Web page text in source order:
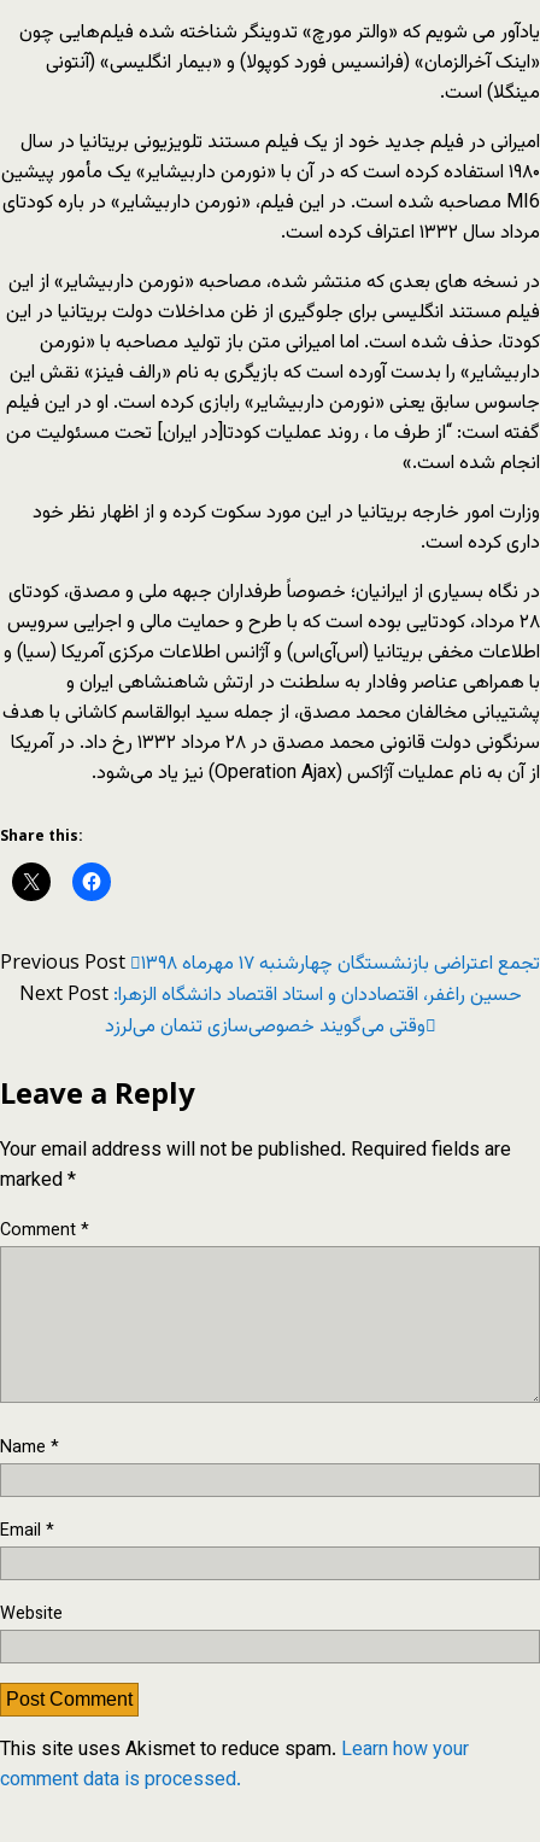
یادآور می شویم که «والتر مورچ» تدوینگر شناخته شده فیلم‌هایی چون
«اینک آخرالزمان» (فرانسیس فورد کوپولا) و «بیمار انگلیسی» (آنتونی
مینگلا) است.
امیرانی در فیلم جدید خود از یک فیلم مستند تلویزیونی بریتانیا در سال
۱۹۸۰ استفاده کرده است که در آن با «نورمن داربیشایر» یک مأمور پیشین
MI6 مصاحبه شده است. در این فیلم، «نورمن داربیشایر» در باره کودتای
مرداد سال ۱۳۳۲ اعتراف کرده است.
در نسخه های بعدی که منتشر شده، مصاحبه «نورمن داربیشایر» از این
فیلم مستند انگلیسی برای جلوگیری از ظن مداخلات دولت بریتانیا در این
کودتا، حذف شده است. اما امیرانی متن باز تولید مصاحبه با «نورمن
داربیشایر» را بدست آورده است که بازیگری به نام «رالف فینز» نقش این
جاسوس سابق یعنی «نورمن داربیشایر» رابازی کرده است. او در این فیلم
گفته است: “از طرف ما ، روند عملیات کودتا[در ایران] تحت مسئولیت من
انجام شده است.»
وزارت امور خارجه بریتانیا در این مورد سکوت کرده و از اظهار نظر خود
داری کرده است.
در نگاه بسیاری از ایرانیان؛ خصوصاً طرفداران جبهه ملی و مصدق، کودتای
۲۸ مرداد، کودتایی بوده است که با طرح و حمایت مالی و اجرایی سرویس
اطلاعات مخفی بریتانیا (اس‌آی‌اس) و آژانس اطلاعات مرکزی آمریکا (سیا) و
با همراهی عناصر وفادار به سلطنت در ارتش شاهنشاهی ایران و
پشتیبانی مخالفان محمد مصدق، از جمله سید ابوالقاسم کاشانی با هدف
سرنگونی دولت قانونی محمد مصدق در ۲۸ مرداد ۱۳۳۲ رخ داد. در آمریکا
از آن به نام عملیات آژاکس (Operation Ajax) نیز یاد می‌شود.
Share this:
Previous Post تجمع اعتراضی بازنشستگان چهارشنبه ۱۷ مهرماه ۱۳۹۸
Next Post حسین راغفر، اقتصاددان و استاد اقتصاد دانشگاه الزهرا:
وقتی می‌گویند خصوصی‌سازی تنمان می‌لرزد
Leave a Reply
Your email address will not be published. Required fields are
marked*
Comment*
Name *
Email *
Website
This site uses Akismet to reduce spam. Learn how your
comment data is processed.